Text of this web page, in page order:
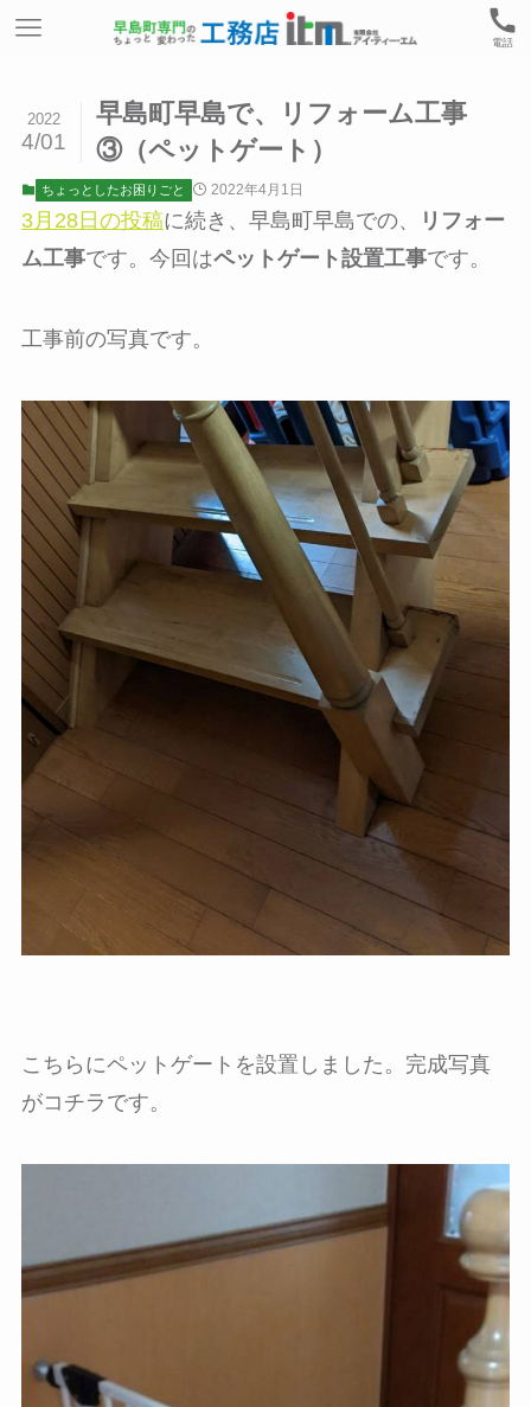
電話
早島町早島で、リフォーム工事
③（ペットゲート）
2022
4/01
ちょっとしたお困りごと 2022年4月1日
3月28日の投稿に続き、早島町早島での、
リフォー
ム工事です。今回はペットゲート設置工事です。
工事前の写真です。
こちらにペットゲートを設置しました。完成写真
がコチラです。